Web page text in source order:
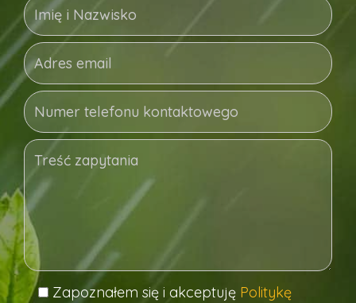
Zapoznałem się i akceptuję Politykę